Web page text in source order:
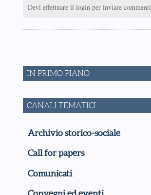
Devi effettuare il login per inviare commenti
IN PRIMO PIANO
CANALI TEMATICI
Archivio storico-sociale
Call for papers
Comunicati